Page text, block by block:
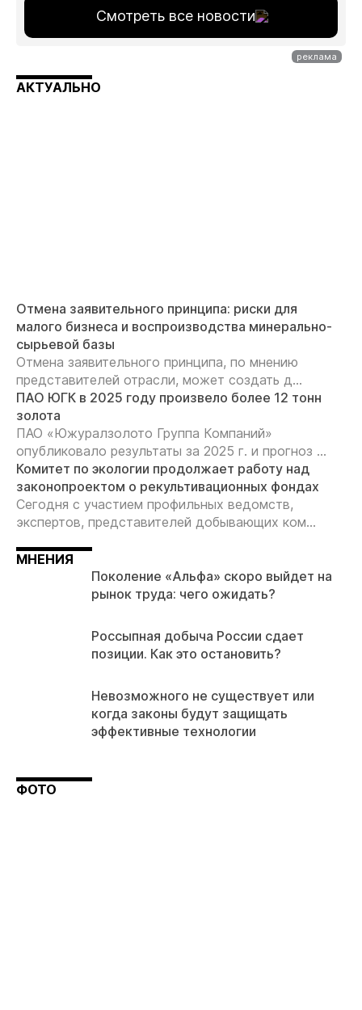
Смотреть все новости
АКТУАЛЬНО
Отмена заявительного принципа: риски для
малого бизнеса и воспроизводства минерально-
сырьевой базы
Отмена заявительного принципа, по мнению
представителей отрасли, может создать д...
ПАО ЮГК в 2025 году произвело более 12 тонн
золота
ПАО «Южуралзолото Группа Компаний»
опубликовало результаты за 2025 г. и прогноз ...
Комитет по экологии продолжает работу над
законопроектом о рекультивационных фондах
Сегодня с участием профильных ведомств,
экспертов, представителей добывающих ком...
МНЕНИЯ
Поколение «Альфа» скоро выйдет на
рынок труда: чего ожидать?
Россыпная добыча России сдает
позиции. Как это остановить?
Невозможного не существует или
когда законы будут защищать
эффективные технологии
ФОТО